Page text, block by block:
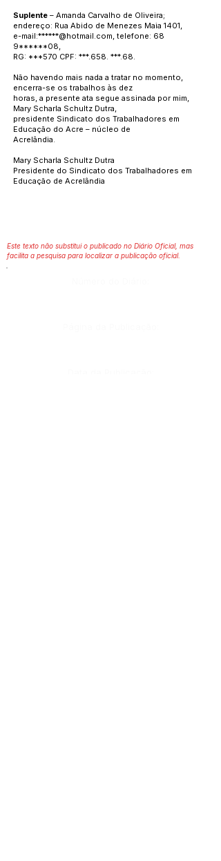
Suplente – Amanda Carvalho de Oliveira;
endereço: Rua Abido de Menezes Maia 1401,
e-mail:******@hotmail.com, telefone: 68
9******08,
RG: ***570 CPF: ***.658. ***.68.
Não havendo mais nada a tratar no momento,
encerra-se os trabalhos às dez
horas, a presente ata segue assinada por mim,
Mary Scharla Schultz Dutra,
presidente Sindicato dos Trabalhadores em
Educação do Acre – núcleo de
Acrelândia.
Mary Scharla Schultz Dutra
Presidente do Sindicato dos Trabalhadores em
Educação de Acrelândia
Este texto não substitui o publicado no Diário Oficial, mas
facilita a pesquisa para localizar a publicação oficial.